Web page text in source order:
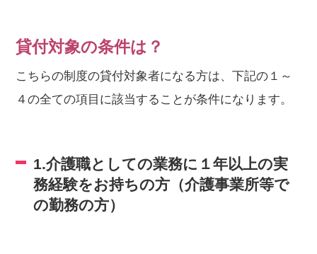
貸付対象の条件は？
こちらの制度の貸付対象者になる方は、下記の１～
４の全ての項目に該当することが条件になります。
1.介護職としての業務に１年以上の実
務経験をお持ちの方（介護事業所等で
の勤務の方）